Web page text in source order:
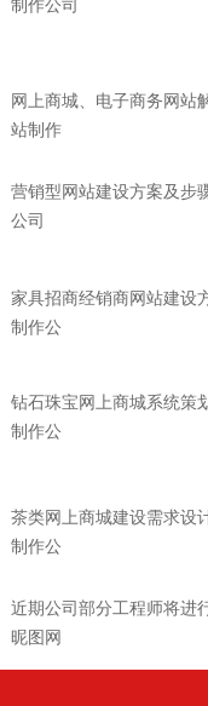
制作公司
网上商城、电子商务网站
站制作
营销型网站建设方案及步
公司
家具招商经销商网站建设
制作公
钻石珠宝网上商城系统策
制作公
茶类网上商城建设需求设
制作公
近期公司部分工程师将进
昵图网